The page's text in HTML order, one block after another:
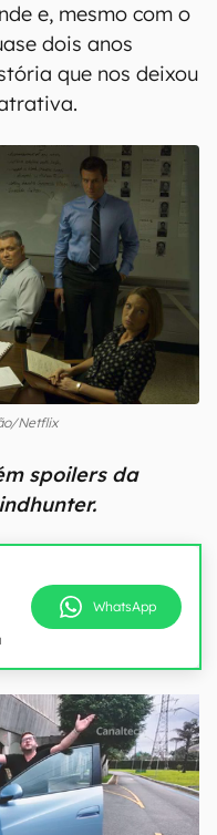
e, mesmo com o
dois anos
que nos deixou
Netflix
spoilers da
WhatsApp